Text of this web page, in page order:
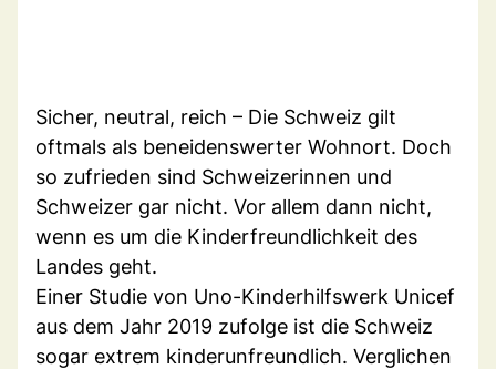
Sicher, neutral, reich – Die Schweiz gilt
oftmals als beneidenswerter Wohnort. Doch
so zufrieden sind Schweizerinnen und
Schweizer gar nicht. Vor allem dann nicht,
wenn es um die Kinderfreundlichkeit des
Landes geht.
Einer Studie von Uno-Kinderhilfswerk Unicef
aus dem Jahr 2019 zufolge ist die Schweiz
sogar extrem kinderunfreundlich. Verglichen